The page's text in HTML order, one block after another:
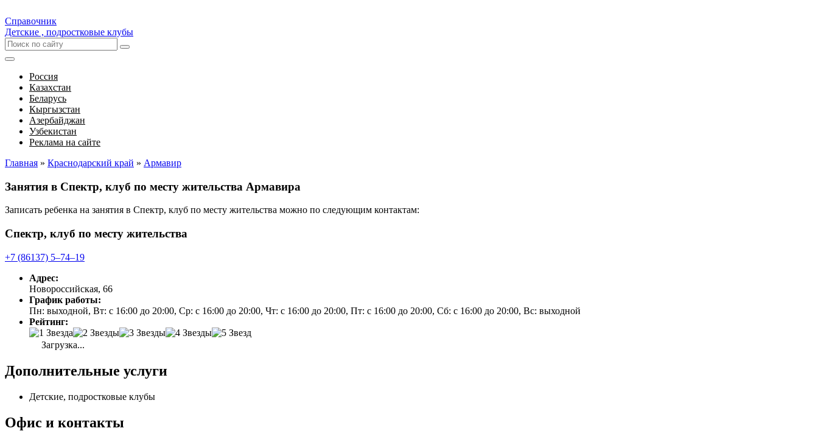
Справочник
Детские , подростковые клубы
Россия
Казахстан
Беларусь
Кыргызстан
Азербайджан
Узбекистан
Реклама на сайте
Главная » Краснодарский край » Армавир
Занятия в Спектр, клуб по месту жительства Армавира
Записать ребенка на занятия в Спектр, клуб по месту жительства можно по следующим контактам:
Спектр, клуб по месту жительства
+7 (86137) 5‒74‒19
Адрес:
Новороссийская, 66
График работы:
Пн: выходной, Вт: с 16:00 до 20:00, Ср: с 16:00 до 20:00, Чт: с 16:00 до 20:00, Пт: с 16:00 до 20:00, Сб: с 16:00 до 20:00, Вс: выходной
Рейтинг:
Загрузка...
Дополнительные услуги
Детские, подростковые клубы
Офис и контакты